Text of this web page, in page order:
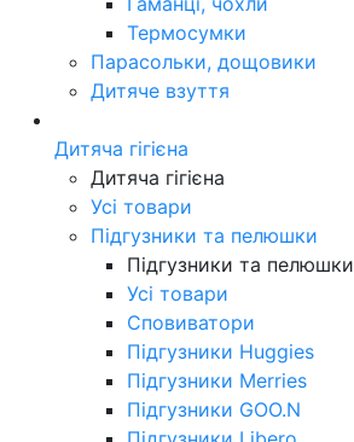
Термосумки
Парасольки, дощовики
Дитяче взуття
Дитяча гігієна
Дитяча гігієна
Усі товари
Підгузники та пелюшки
Підгузники та пелюшки
Усі товари
Сповиватори
Підгузники Huggies
Підгузники Merries
Підгузники GOO.N